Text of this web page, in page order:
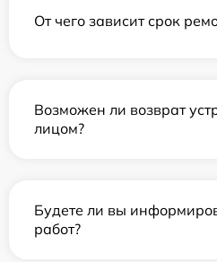
От чего зависит срок
Возможен ли возврат
лицом?
Будете ли вы
работ?